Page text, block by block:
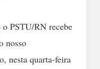
PSTU/RN recebe
nosso
nesta quarta-feira